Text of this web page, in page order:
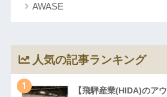
AWASE
人気の記事ランキング
1
【飛騨産業(HIDA)のア